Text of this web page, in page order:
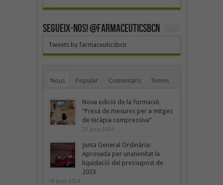
SEGUEIX-NOS! @farmaceuticsbcn
Tweets by farmaceuticsbcn
Nous Popular Comentaris Temes
Nova edició de la formació
“Presa de mesures per a mitges
de teràpia compressiva”
21 juny 2024
Junta General Ordinària:
Aprovada per unanimitat la
liquidació del pressupost de
2023
18 juny 2024